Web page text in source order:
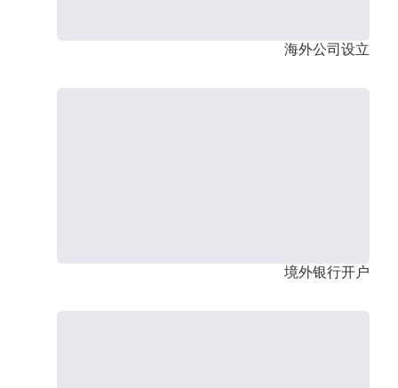
海外公司设立
境外银行开户